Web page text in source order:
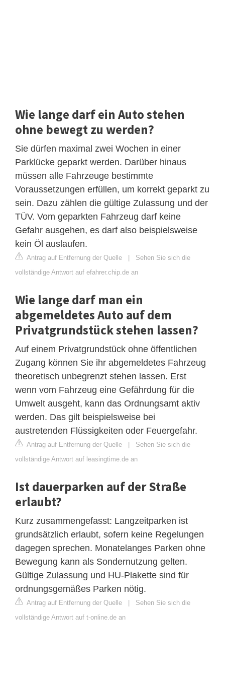
Wie lange darf ein Auto stehen
ohne bewegt zu werden?
Sie dürfen maximal zwei Wochen in einer
Parklücke geparkt werden. Darüber hinaus
müssen alle Fahrzeuge bestimmte
Voraussetzungen erfüllen, um korrekt geparkt zu
sein. Dazu zählen die gültige Zulassung und der
TÜV. Vom geparkten Fahrzeug darf keine
Gefahr ausgehen, es darf also beispielsweise
kein Öl auslaufen.
Antrag auf Entfernung der Quelle | Sehen Sie sich die
vollständige Antwort auf efahrer.chip.de an
Wie lange darf man ein
abgemeldetes Auto auf dem
Privatgrundstück stehen lassen?
Auf einem Privatgrundstück ohne öffentlichen
Zugang können Sie ihr abgemeldetes Fahrzeug
theoretisch unbegrenzt stehen lassen. Erst
wenn vom Fahrzeug eine Gefährdung für die
Umwelt ausgeht, kann das Ordnungsamt aktiv
werden. Das gilt beispielsweise bei
austretenden Flüssigkeiten oder Feuergefahr.
Antrag auf Entfernung der Quelle | Sehen Sie sich die
vollständige Antwort auf leasingtime.de an
Ist dauerparken auf der Straße
erlaubt?
Kurz zusammengefasst: Langzeitparken ist
grundsätzlich erlaubt, sofern keine Regelungen
dagegen sprechen. Monatelanges Parken ohne
Bewegung kann als Sondernutzung gelten.
Gültige Zulassung und HU-Plakette sind für
ordnungsgemäßes Parken nötig.
Antrag auf Entfernung der Quelle | Sehen Sie sich die
vollständige Antwort auf t-online.de an